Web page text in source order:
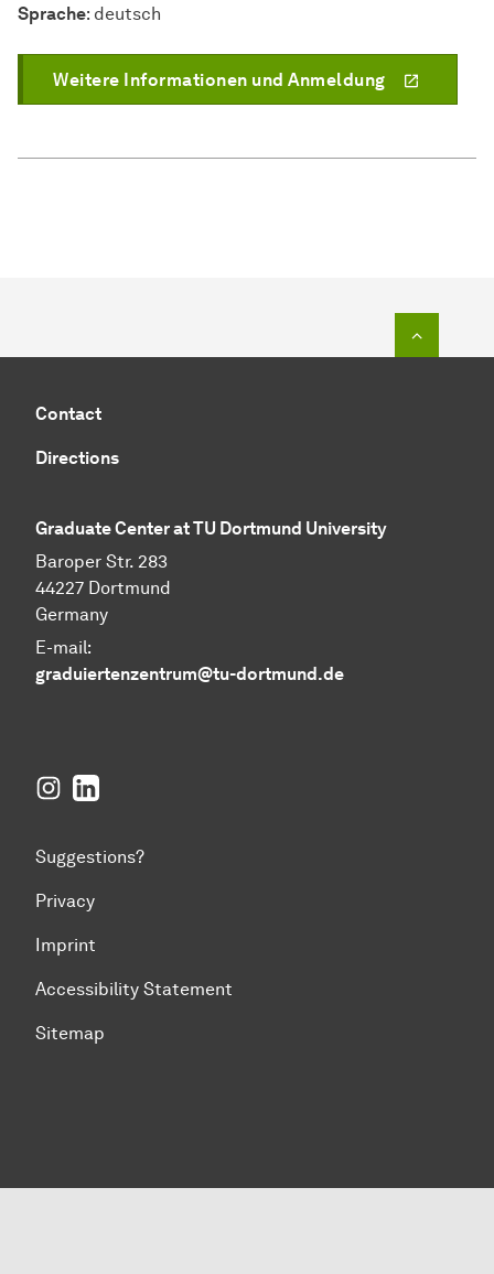
Sprache: deutsch
Weitere Informationen und Anmeldung
Contact
Directions
Graduate Center at TU Dortmund University
Baroper Str. 283
44227 Dortmund
Germany
E-mail:
graduiertenzentrum@tu-dortmund.de
Instagram
LinkedIn
Suggestions?
Privacy
Imprint
Accessibility Statement
Sitemap